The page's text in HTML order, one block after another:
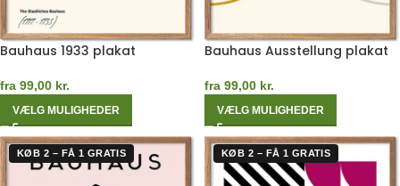
Bauhaus 1933 plakat
fra 99,00 kr.
VÆLG MULIGHEDER
Bauhaus Ausstellung plakat
fra 99,00 kr.
VÆLG MULIGHEDER
KØB 2 – FÅ 1 GRATIS KØB 2 – FÅ 1 GRATIS